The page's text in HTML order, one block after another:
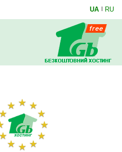
UA | RU